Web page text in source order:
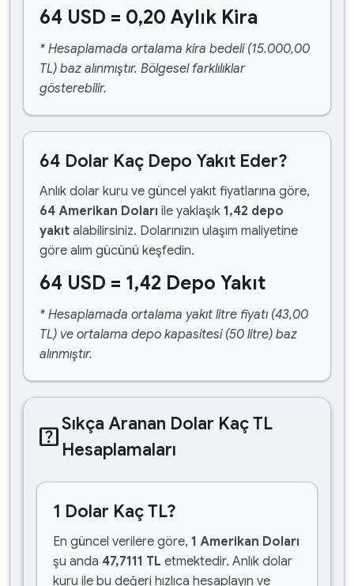
64 USD = 0,20 Aylık Kira
* Hesaplamada ortalama kira bedeli (15.000,00
TL) baz alınmıştır. Bölgesel farklılıklar
gösterebilir.
64 Dolar Kaç Depo Yakıt Eder?
Anlık dolar kuru ve güncel yakıt fiyatlarına göre,
64 Amerikan Doları ile yaklaşık 1,42 depo
yakıt alabilirsiniz. Dolarınızın ulaşım maliyetine
göre alım gücünü keşfedin.
64 USD = 1,42 Depo Yakıt
* Hesaplamada ortalama yakıt litre fiyatı (43,00
TL) ve ortalama depo kapasitesi (50 litre) baz
alınmıştır.
help_centerSıkça Aranan Dolar Kaç TL
Hesaplamaları
1 Dolar Kaç TL?
En güncel verilere göre, 1 Amerikan Doları
şu anda 47,7111 TL etmektedir. Anlık dolar
kuru ile bu değeri hızlıca hesaplayın ve